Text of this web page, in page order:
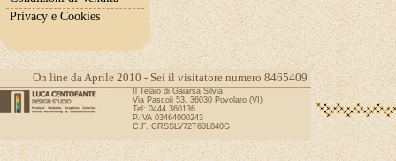
Privacy e Cookies
On line da Aprile 2010 - Sei il visitatore numero 8465409
Il Telaio di Gaiarsa Silvia
Via Pascoli 53, 36030 Povolaro (VI)
Tel: 0444 360136
P.IVA 03464000243
C.F. GRSSLV72T60L840G